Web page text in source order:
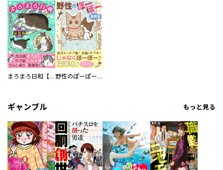
まろまろ日和【豪華版】 野性のぽーぽー【豪華版】
ギャンブル もっと見る